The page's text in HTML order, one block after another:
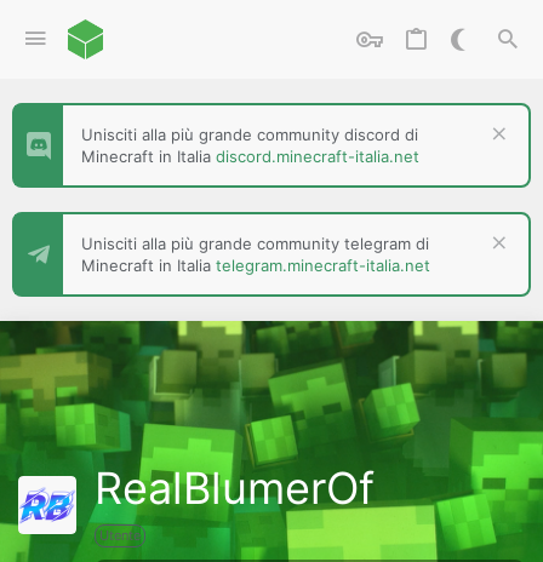
Unisciti alla più grande community discord di
Minecraft in Italia discord.minecraft-italia.net
Unisciti alla più grande community telegram di
Minecraft in Italia telegram.minecraft-italia.net
RealBlumerOf
Utente